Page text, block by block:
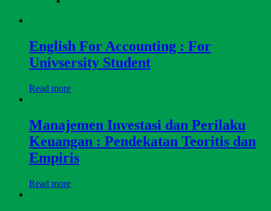
English For Accounting : For
Univsersity Student
Read more
Manajemen Investasi dan Perilaku
Keuangan : Pendekatan Teoritis dan
Empiris
Read more